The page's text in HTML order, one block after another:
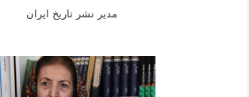
مدیر نشر تاریخ ایران